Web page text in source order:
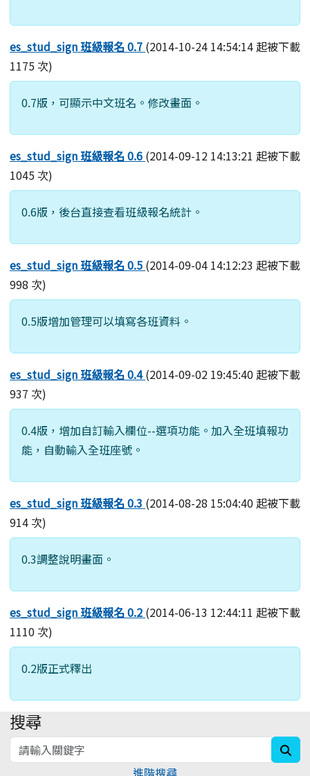
es_stud_sign 班級報名 0.7 (2014-10-24 14:54:14 起被下載
1175 次)
0.7版，可顯示中文班名。修改畫面。
es_stud_sign 班級報名 0.6 (2014-09-12 14:13:21 起被下載
1045 次)
0.6版，後台直接查看班級報名統計。
es_stud_sign 班級報名 0.5 (2014-09-04 14:12:23 起被下載
998 次)
0.5版增加管理可以填寫各班資料。
es_stud_sign 班級報名 0.4(2014-09-02 19:45:40 起被下載
937 次)
0.4版，增加自訂輸入欄位--選項功能。加入全班填報功
能，自動輸入全班座號。
es_stud_sign 班級報名 0.3 (2014-08-28 15:04:40 起被下載
914 次)
0.3調整說明畫面。
es_stud_sign 班級報名 0.2 (2014-06-13 12:44:11 起被下載
1110 次)
0.2版正式釋出
:::
搜尋
進階搜尋